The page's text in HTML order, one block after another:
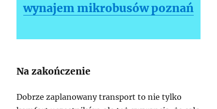
wynajem mikrobusów poznań
Na zakończenie
Dobrze zaplanowany transport to nie tylko